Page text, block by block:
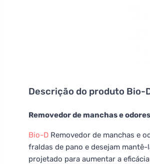
Descrição do produto Bio-
Removedor de manchas e
Bio-D Removedor de manchas e
fraldas de pano e desejam
projetado para aumentar a